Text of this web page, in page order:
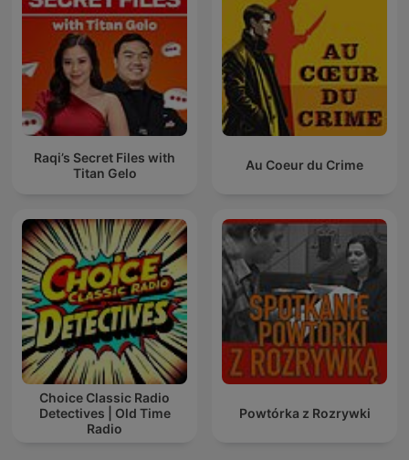
Raqi’s Secret Files with
Titan Gelo
Au Coeur du Crime
Choice Classic Radio
Detectives | Old Time
Radio
Powtórka z Rozrywki